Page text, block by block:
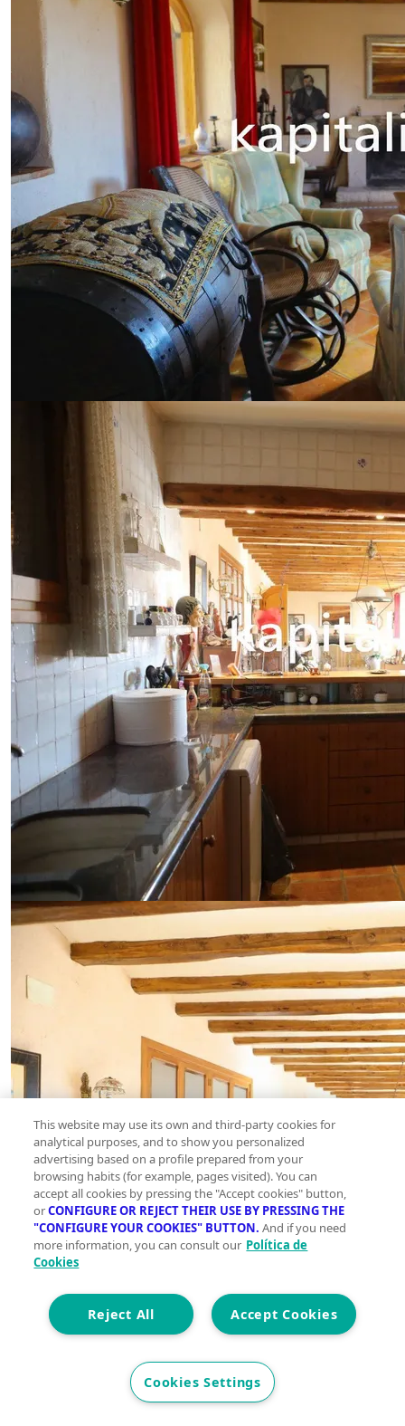
This website may use its own and third-party cookies for
analytical purposes, and to show you personalized
advertising based on a profile prepared from your
browsing habits (for example, pages visited). You can
accept all cookies by pressing the "Accept cookies" button,
orCONFIGURE OR REJECT THEIR USE BY PRESSING THE
"CONFIGURE YOUR COOKIES" BUTTON. And if you need
more information, you can consult our Política de
Cookies
Accept Cookies
Reject All
Cookies Settings